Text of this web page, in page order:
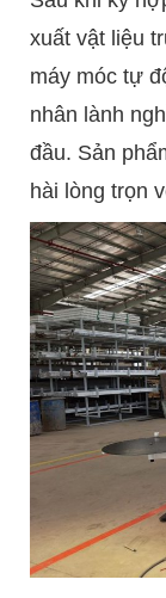
xuất vật liệu
máy móc tự
nhân lành
đầu. Sản
hài lòng trọn